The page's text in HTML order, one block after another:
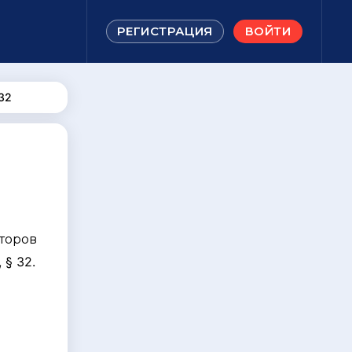
РЕГИСТРАЦИЯ ВОЙТИ
32.